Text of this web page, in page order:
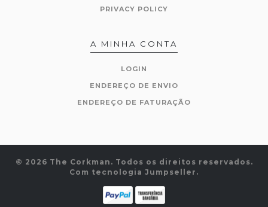
PRIVACY POLICY
A MINHA CONTA
LOGIN
ENDEREÇO DE ENVIO
ENDEREÇO DE FATURAÇÃO
© 2026 The Corkman. Todos os direitos reservados.
Com tecnologia Jumpseller .